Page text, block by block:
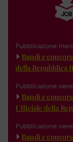
Pubblicazione:
Bandi e
della Repubblica
Pubblicazione:
Bandi e
Ufficiale della
Pubblicazione:
Bandi e